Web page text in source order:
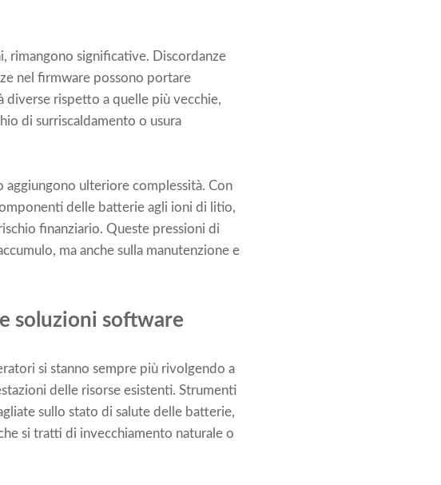
rimangono significative. Discordanze
nel firmware possono portare
diverse rispetto a quelle più vecchie,
di surriscaldamento o usura
ulteriore complessità. Con
delle batterie agli ioni di litio,
finanziario. Queste pressioni di
ma anche sulla manutenzione e
soluzioni software
si stanno sempre più rivolgendo a
delle risorse esistenti. Strumenti
sullo stato di salute delle batterie,
si tratti di invecchiamento naturale o